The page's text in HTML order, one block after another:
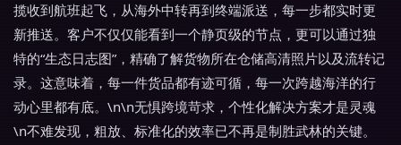
揽收到航班起飞，从海外中转再到终端派送，每一步都实时更
新推送。客户不仅仅能看到一个静页级的节点，更可以通过独
特的“生态日志图”，精确了解货物所在仓储高清照片以及流转记
录。这意味着，每一件货品都有迹可循，每一次跨越海洋的行
动心里都有底。\n\n无惧跨境苛求，个性化解决方案才是灵魂
\n不难发现，粗放、标准化的效率已不再是制胜武林的关键。